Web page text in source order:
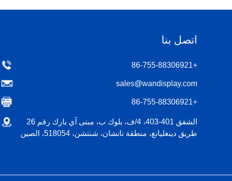
اتصل بنا
+86-755-88306921
sales@wandisplay.com
+86-755-88306921
الشقق 401-403، 4/ف، بلوك ب، مبنى آي بارك رقم 26
طريق دينغليانغ، منطقة نانشان، شنتشن، 518054، الصين